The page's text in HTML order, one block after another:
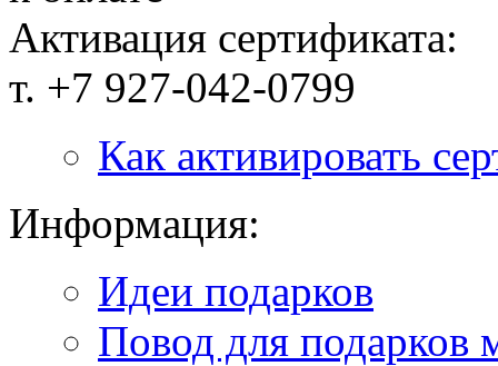
Активация сертификата:
т. +7 927-042-0799
Как активировать
Информация:
Идеи подарков
Повод для